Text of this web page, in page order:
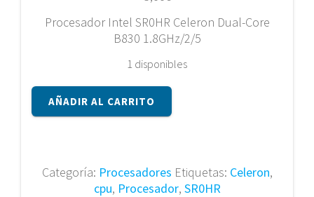
Procesador Intel SR0HR Celeron Dual-Core
B830 1.8GHz/2/5
1 disponibles
Procesador
Intel
Core
AÑADIR AL CARRITO
Categoría: Procesadores Etiquetas: Celeron,
cpu, Procesador, SR0HR